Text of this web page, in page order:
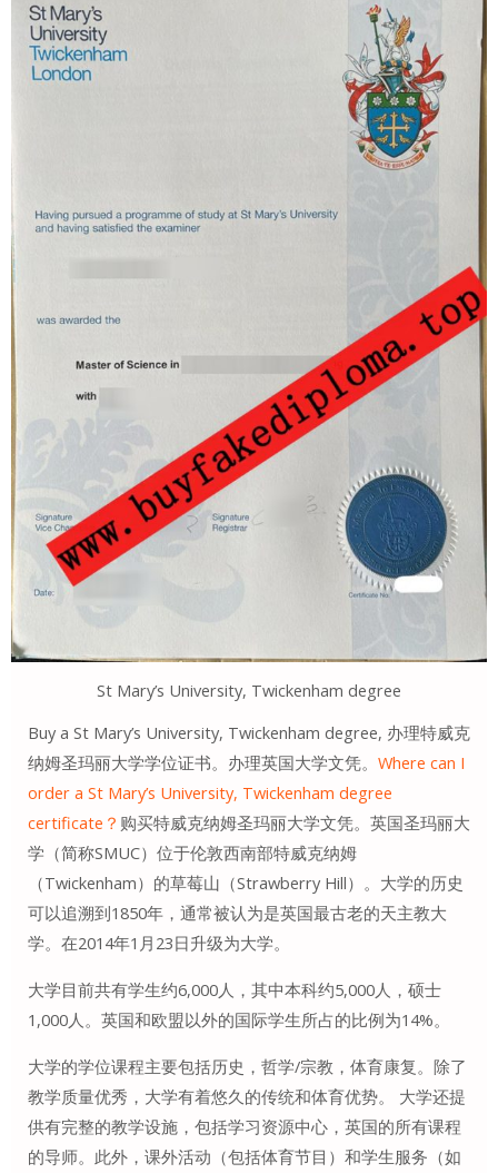
St Mary’s University, Twickenham degree
Buy a St Mary’s University, Twickenham degree, 办理特威克
纳姆圣玛丽大学学位证书。办理英国大学文凭。 Where can I
order a St Mary’s University, Twickenham degree
certificate？ 购买特威克纳姆圣玛丽大学文凭。英国圣玛丽大
学（简称SMUC）位于伦敦西南部特威克纳姆
（Twickenham）的草莓山（Strawberry Hill）。大学的历史
可以追溯到1850年，通常被认为是英国最古老的天主教大
学。在2014年1月23日升级为大学。
大学目前共有学生约6,000人，其中本科约5,000人，硕士
1,000人。英国和欧盟以外的国际学生所占的比例为14%。
大学的学位课程主要包括历史，哲学/宗教，体育康复。除了
教学质量优秀，大学有着悠久的传统和体育优势。 大学还提
供有完整的教学设施，包括学习资源中心，英国的所有课程
的导师。此外，课外活动（包括体育节目）和学生服务（如